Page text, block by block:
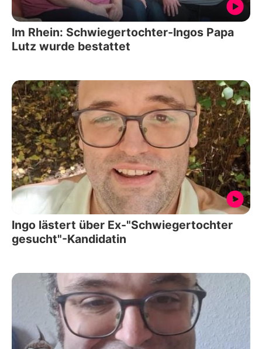
Im Rhein: Schwiegertochter-Ingos Papa
Lutz wurde bestattet
Ingo lästert über Ex-"Schwiegertochter
gesucht"-Kandidatin